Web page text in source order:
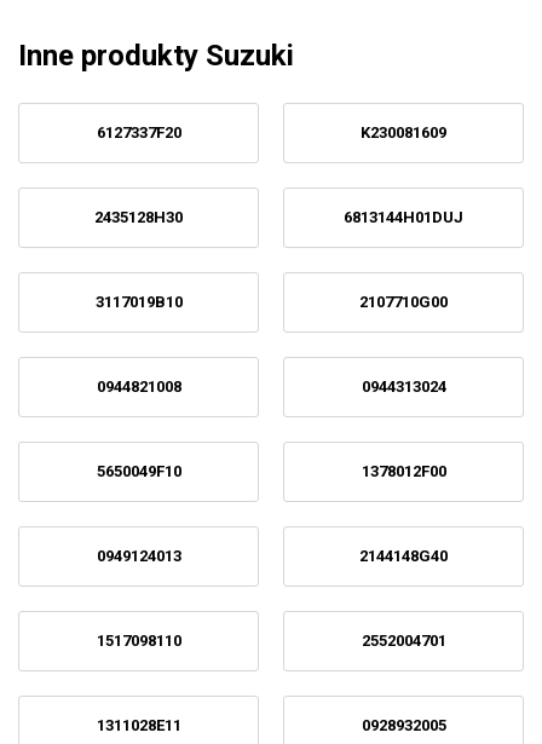
Inne produkty Suzuki
6127337F20 K230081609
2435128H30 6813144H01DUJ
3117019B10 2107710G00
0944821008 0944313024
5650049F10 1378012F00
0949124013 2144148G40
1517098110 2552004701
1311028E11 0928932005